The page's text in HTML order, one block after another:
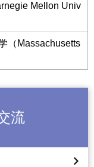
Mellon Univ
（Massachusetts
流